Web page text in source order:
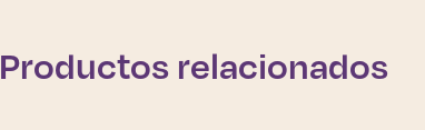
Productos relacionados